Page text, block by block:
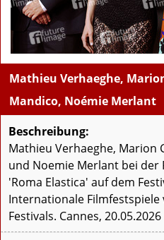
Mathieu Verhaeghe,
Mandico, Noémie Merlant
Beschreibung:
Mathieu Verhaeghe, Marion
und Noemie Merlant bei der
'Roma Elastica' auf dem
Internationale Filmfestspiele
Festivals. Cannes, 20.05.2026